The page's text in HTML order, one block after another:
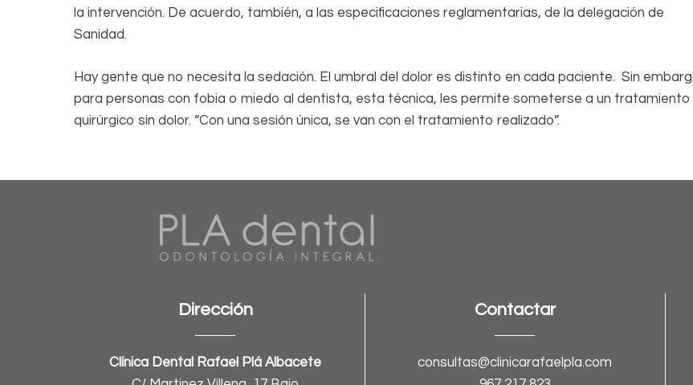
la intervención. De acuerdo, también, a las especificaciones reglamentarias, de la delegación de
Sanidad.
Hay gente que no necesita la sedación. El umbral del dolor es distinto en cada paciente. Sin
para personas con fobia o miedo al dentista, esta técnica, les permite someterse a un tratamiento
quirúrgico sin dolor. “Con una sesión única, se van con el tratamiento realizado”.
Dirección
Clínica Dental Rafael Plá Albacete
Contactar
consultas@clinicarafaelpla.com